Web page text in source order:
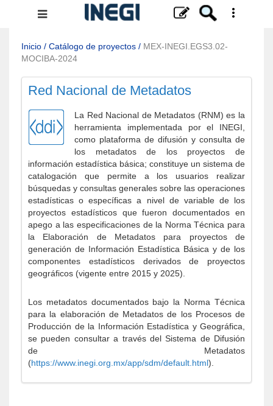
Menú
navegación
Inicio / Catálogo de proyectos / MEX-INEGI.EGS3.02-
MOCIBA-2024
Red Nacional de Metadatos
La Red Nacional de Metadatos (RNM) es la
herramienta implementada por el INEGI,
como plataforma de difusión y consulta de
los metadatos de los proyectos de
información estadística básica; constituye un sistema de
catalogación que permite a los usuarios realizar
búsquedas y consultas generales sobre las operaciones
estadísticas o específicas a nivel de variable de los
proyectos estadísticos que fueron documentados en
apego a las especificaciones de la Norma Técnica para
la Elaboración de Metadatos para proyectos de
generación de Información Estadística Básica y de los
componentes estadísticos derivados de proyectos
geográficos (vigente entre 2015 y 2025).
Los metadatos documentados bajo la Norma Técnica
para la elaboración de Metadatos de los Procesos de
Producción de la Información Estadística y Geográfica,
se pueden consultar a través del Sistema de Difusión
de Metadatos
(https://www.inegi.org.mx/app/sdm/default.html).